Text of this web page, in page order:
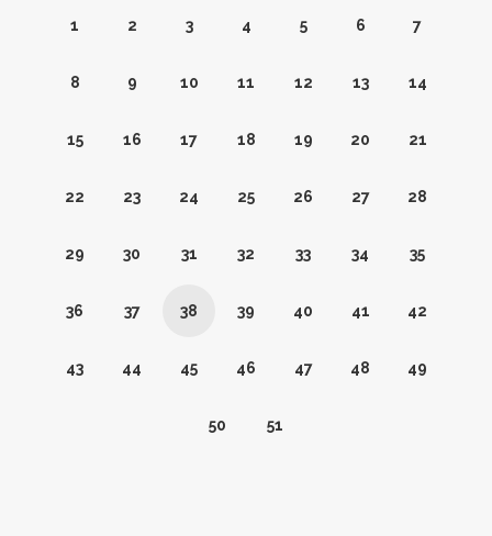
1 2 3 4 5 6 7
8 9 10 11 12 13 14
15 16 17 18 19 20 21
22 23 24 25 26 27 28
29 30 31 32 33 34 35
36 37 38 39 40 41 42
43 44 45 46 47 48 49
50 51